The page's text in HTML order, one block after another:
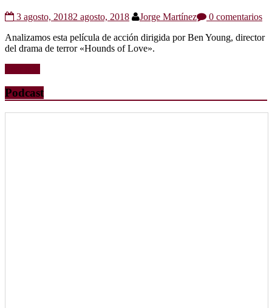
3 agosto, 20182 agosto, 2018 Jorge Martínez
0 comentarios
Analizamos esta película de acción dirigida por Ben Young, director
del drama de terror «Hounds of Love».
Podcast